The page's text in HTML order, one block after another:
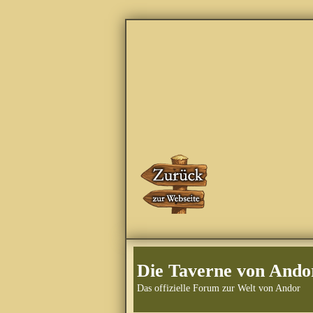
Die Taverne von
Das offizielle Forum zur Welt von Andor